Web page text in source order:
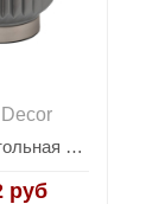
Лампа настольная из дымчатого стекла 22-89227
руб